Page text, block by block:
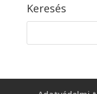
Keresés